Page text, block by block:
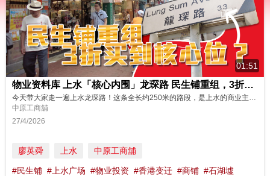
01:51
物业资料库 上水「核心内围」龙琛路 民生铺重组，3折买到核心位？
中原工商舖
27/4/2026
廖英舜 上水 中原工商舖
#民生铺 #上水广场 #物业投资 #香港变迁 #商铺 #石湖墟